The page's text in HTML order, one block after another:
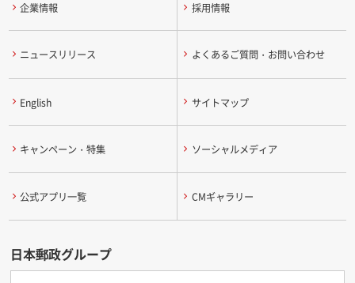
企業情報 採用情報
ニュースリリース よくあるご質問・お問い合わせ
English サイトマップ
キャンペーン・特集 ソーシャルメディア
公式アプリ一覧 CMギャラリー